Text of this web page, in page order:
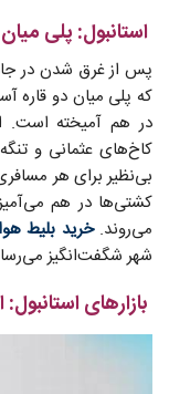
استانبول: پلی
پس از غرق شدن در
که پلی میان دو قاره
در هم آمیخته است.
کاخ‌های عثمانی و
بی‌نظیر برای هر
کشتی‌ها در هم
می‌روند.خرید بلیط
شهر شگفت‌انگیز
بازارهای استانبول: